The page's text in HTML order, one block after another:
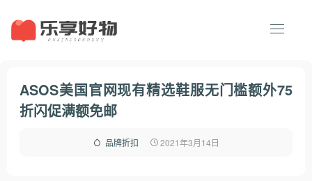
ASOS美国官网现有精选鞋服无门槛额外75
折闪促满额免邮
品牌折扣 2021年3月14日